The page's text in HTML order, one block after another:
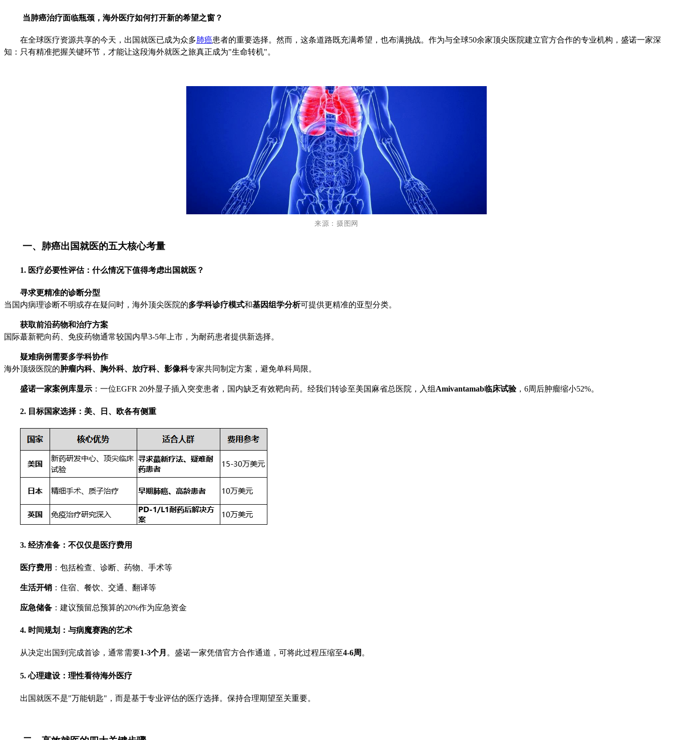
当肺癌治疗面临瓶颈，海外医疗如何打开新的希望之窗？
在全球医疗资源共享的今天，出国就医已成为众多肺癌患者的重要选择。然而，这条道路既充满希望，也布满挑战。作为与全球50余家顶尖医院建立官方合作的专业机构，盛诺一家深
知：只有精准把握关键环节，才能让这段海外就医之旅真正成为"生命转机"。
来源：摄图网
一、肺癌出国就医的五大核心考量
1. 医疗必要性评估：什么情况下值得考虑出国就医？
寻求更精准的诊断分型
当国内病理诊断不明或存在疑问时，海外顶尖医院的多学科诊疗模式和基因组学分析可提供更精准的亚型分类。
获取前沿药物和治疗方案
国际蕞新靶向药、免疫药物通常较国内早3-5年上市，为耐药患者提供新选择。
疑难病例需要多学科协作
海外顶级医院的肿瘤内科、胸外科、放疗科、影像科专家共同制定方案，避免单科局限。
盛诺一家案例库显示 ：一位EGFR 20外显子插入突变患者，国内缺乏有效靶向药。经我们转诊至美国麻省总医院，入组 Amivantamab临床试验，6周后肿瘤缩小52%。
2. 目标国家选择：美、日、欧各有侧重
3. 经济准备：不仅仅是医疗费用
医疗费用 ：包括检查、诊断、药物、手术等
生活开销 ：住宿、餐饮、交通、翻译等
应急储备 ：建议预留总预算的20%作为应急资金
4. 时间规划：与病魔赛跑的艺术
从决定出国到完成首诊，通常需要1-3个月 。盛诺一家凭借官方合作通道，可将此过程压缩至4-6周。
5. 心理建设：理性看待海外医疗
出国就医不是"万能钥匙"，而是基于专业评估的医疗选择。保持合理期望至关重要。